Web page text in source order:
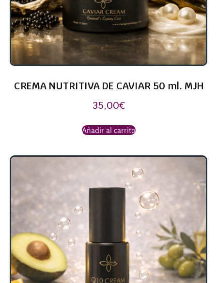
CREMA NUTRITIVA DE CAVIAR 50 ml. MJH
35,00€
Añadir al carrito